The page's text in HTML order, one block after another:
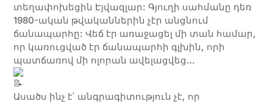
տեղափոխեցին Էյվազլար: Գյուղի սահմանը դեռ
1980-ական թվականներին չէր անցնում
ճանապարհը: Վեճ էր առաջացել մի տան համար,
որ կառուցված էր ճանապարհի գլխին, որի
պատճառով մի ոլորան ավելացվեց…
Ասածս ինչ է՝ անգրագիտություն չէ, որ